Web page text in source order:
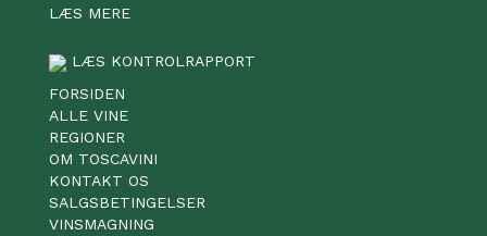
LÆS MERE
LÆS KONTROLRAPPORT
FORSIDEN
ALLE VINE
REGIONER
OM TOSCAVINI
KONTAKT OS
SALGSBETINGELSER
VINSMAGNING